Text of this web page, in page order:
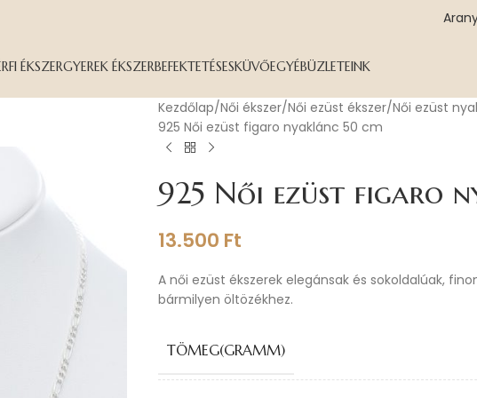
ÉKSZERGYEREK ÉKSZERBEFEKTETÉSESKÜVŐEGYÉBÜZLETEINK
Kezdőlap Női ékszer Női ezüst ékszer Női ezüst
925 Női ezüst figaro nyaklánc 50 cm
925 Női ezüst figaro
13.500 Ft
A női ezüst ékszerek elegánsak és sokoldalúak,
bármilyen öltözékhez.
TÖMEG(GRAMM)